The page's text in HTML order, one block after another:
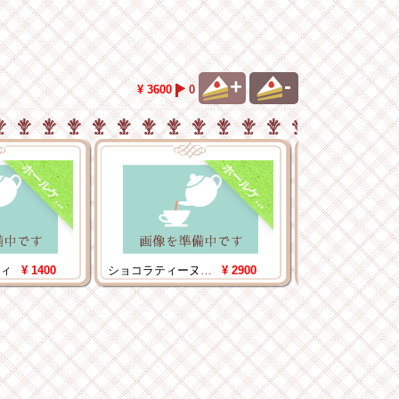
¥ 3600 0 + -
ホ
ー
ル
ケ
ー
キ
¥ 1400
ホ
ー
ル
ケ
ー
キ
ショコラティーヌ 5号 ¥ 2900 タルトフリュイ